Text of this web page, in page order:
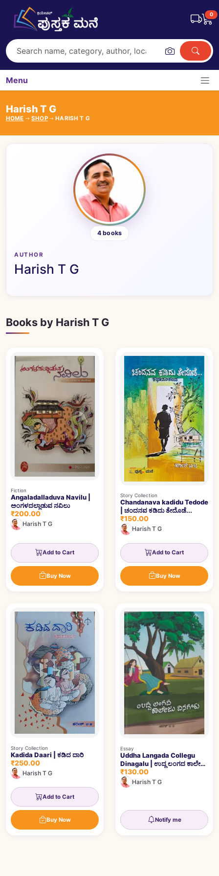
0
Menu
Harish T G
HOME SHOP HARISH T G
4 books
AUTHOR
Harish T G
Books by Harish T G
Fiction
Angaladalladuva Navilu |
ಅಂಗಳದಲ್ಲಾಡುವ ನವಿಲು
₹200.00
Harish T G
Add to Cart
Buy Now
Story Collection
Chandanava kadidu Tedode
| ಚಂದನವ ಕಡಿದು ತೇದೊಡೆ...
₹150.00
Harish T G
Add to Cart
Buy Now
Story Collection
Kadida Daari | ಕಡಿದ ದಾರಿ
₹250.00
Harish T G
Add to Cart
Buy Now
Essay
Uddha Langada Collegu
Dinagalu | ಉದ್ಧ ಲಂಗದ ಕಾಲೇಜು
ದಿನಗಳು
₹130.00
Harish T G
Notify me